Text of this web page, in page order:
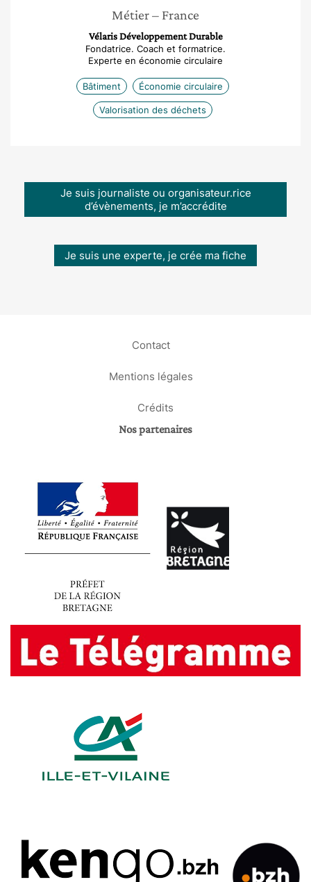
Métier– France
Vélaris Développement Durable
Fondatrice. Coach et formatrice.
Experte en économie circulaire
Bâtiment Économie circulaire
Valorisation des déchets
Je suis journaliste ou organisateur.rice
d’évènements, je m’accrédite
Je suis une experte, je crée ma fiche
Contact
Mentions légales
Crédits
Nos partenaires